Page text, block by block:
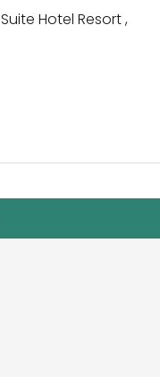
Hotel Resort ,